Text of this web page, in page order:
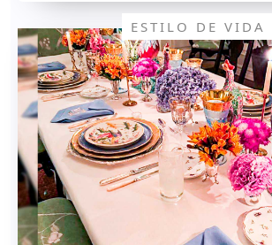
ESTILO DE VIDA